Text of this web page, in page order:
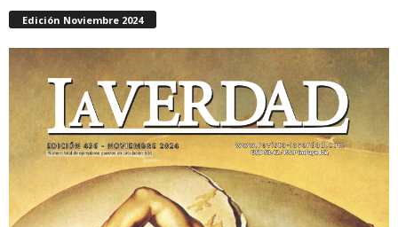
Edición Noviembre 2024